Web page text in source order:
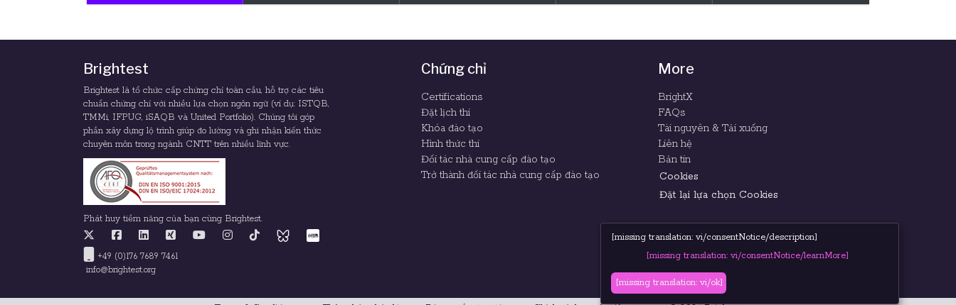
Brightest
Brightest là tổ chức cấp chứng chỉ toàn cầu, hỗ trợ các tiêu
chuẩn chứng chỉ với nhiều lựa chọn ngôn ngữ (ví dụ: ISTQB,
TMMi, IFPUG, iSAQB và United Portfolio). Chúng tôi góp
phần xây dựng lộ trình giúp đo lường và ghi nhận kiến thức
chuyên môn trong ngành CNTT trên nhiều lĩnh vực.
Phát huy tiềm năng của bạn cùng Brightest.
+49 (0)176 7689 7461
info@brightest.org
Chứng chỉ
Certifications
Đặt lịch thi
Khóa đào tạo
Hình thức thi
Đối tác nhà cung cấp đào tạo
Trở thành đối tác nhà cung cấp đào tạo
More
BrightX
FAQs
Tài nguyên & Tải xuống
Liên hệ
Bản tin
Cookies
Đặt lại lựa chọn Cookies
[missing translation: vi/consentNotice/description]
[missing translation: vi/consentNotice/learnMore]
[missing translation: vi/ok]